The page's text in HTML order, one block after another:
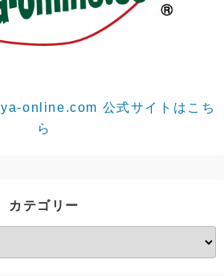
online.com 公式サイトはこち
ら
カテゴリー